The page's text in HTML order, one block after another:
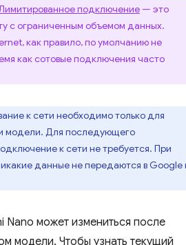
подключение — это
с ограниченным объемом данных.
как правило, по умолчанию не
как сотовые подключения часто
к сети необходимо только для
модели. Для последующего
к сети не требуется. При
данные не передаются в Google
Nano может измениться после
модели. Чтобы узнать текущий